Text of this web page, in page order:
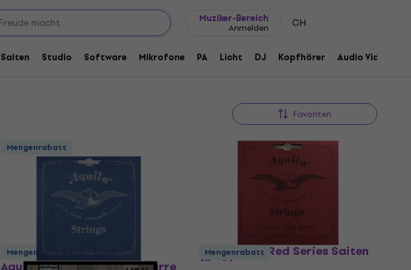
Muziker-Bereich
Anmelden CH
Saiten Studio Software Mikrofone PA Licht DJ Kopfhörer Audio Video
Favoriten
Mengenrabatt
Aquila 153C Red Series Saiten
für Gitarre
Mengenrabatt Mengenrabatt